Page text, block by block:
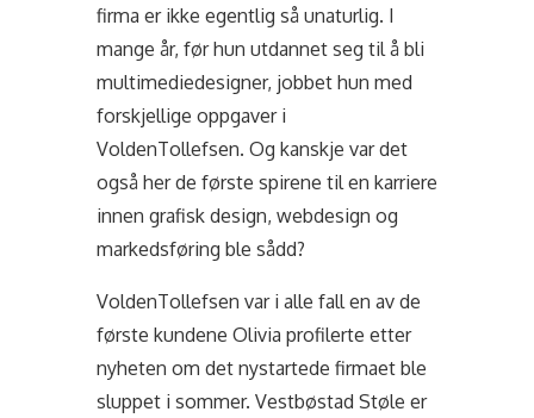
firma er ikke egentlig så unaturlig. I
mange år, før hun utdannet seg til å bli
multimediedesigner, jobbet hun med
forskjellige oppgaver i
VoldenTollefsen. Og kanskje var det
også her de første spirene til en karriere
innen grafisk design, webdesign og
markedsføring ble sådd?
VoldenTollefsen var i alle fall en av de
første kundene Olivia profilerte etter
nyheten om det nystartede firmaet ble
sluppet i sommer. Vestbøstad Støle er